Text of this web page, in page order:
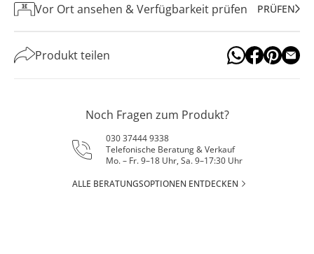
Vor Ort ansehen & Verfügbarkeit prüfen PRÜFEN
Produkt teilen
Noch Fragen zum Produkt?
030 37444 9338
Telefonische Beratung & Verkauf
Mo. – Fr. 9–18 Uhr, Sa. 9–17:30 Uhr
ALLE BERATUNGSOPTIONEN ENTDECKEN